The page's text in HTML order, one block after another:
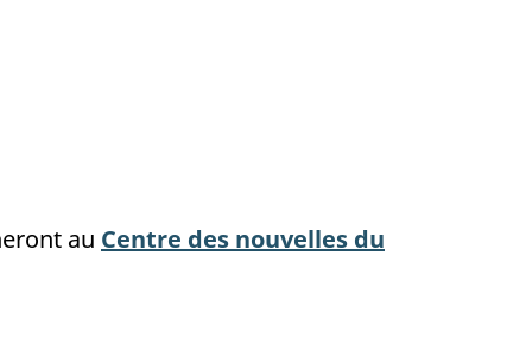
au Centre des nouvelles du